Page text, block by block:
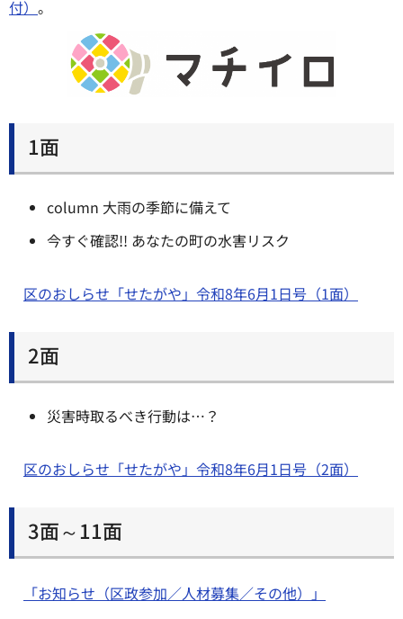
付） 。
1面
column 大雨の季節に備えて
今すぐ確認!! あなたの町の水害リスク
区のおしらせ「せたがや」令和8年6月1日号（1面）
2面
災害時取るべき行動は…？
区のおしらせ「せたがや」令和8年6月1日号（2面）
3面～11面
「お知らせ（区政参加／人材募集／その他）」